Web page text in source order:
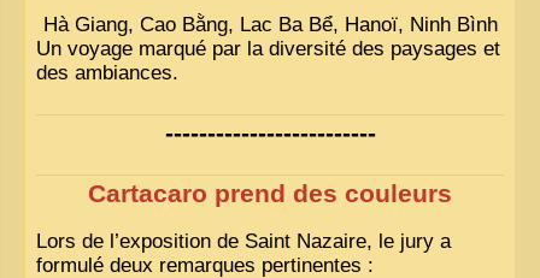
Hà Giang, Cao Bằng, Lac Ba Bể, Hanoï, Ninh Bình
Un voyage marqué par la diversité des paysages et
des ambiances.
-------------------------
Cartacaro prend des couleurs
Lors de l’exposition de Saint Nazaire, le jury a
formulé deux remarques pertinentes :